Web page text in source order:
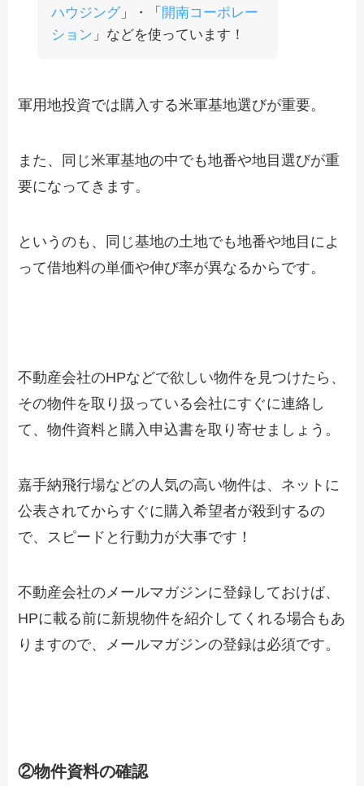
ハウジング 」・「 開南コーポレー
ション 」などを使っています！
軍用地投資では購入する米軍基地選びが重要。
また、同じ米軍基地の中でも地番や地目選びが重
要になってきます。
というのも、同じ基地の土地でも地番や地目によ
って借地料の単価や伸び率が異なるからです。
不動産会社のHPなどで欲しい物件を見つけたら、
その物件を取り扱っている会社にすぐに連絡し
て、物件資料と購入申込書を取り寄せましょう。
嘉手納飛行場などの人気の高い物件は、ネットに
公表されてからすぐに購入希望者が殺到するの
で、スピードと行動力が大事です！
不動産会社のメールマガジンに登録しておけば、
HPに載る前に新規物件を紹介してくれる場合もあ
りますので、メールマガジンの登録は必須です。
②物件資料の確認